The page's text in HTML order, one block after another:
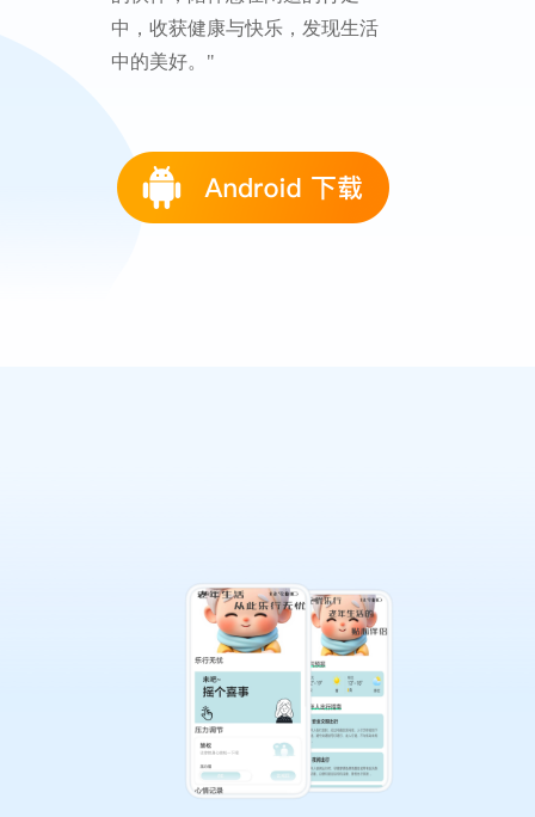
中，收获健康与快乐，发现生活
中的美好。"